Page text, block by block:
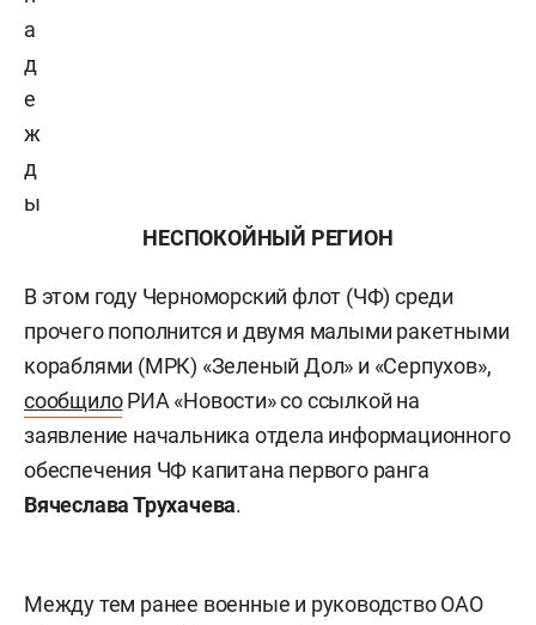
а
д
е
ж
д
ы
НЕСПОКОЙНЫЙ РЕГИОН
В этом году Черноморский флот (ЧФ) среди
прочего пополнится и двумя малыми ракетными
кораблями (МРК) «Зеленый Дол» и «Серпухов»,
сообщилоРИА «Новости» со ссылкой на
заявление начальника отдела информационного
обеспечения ЧФ капитана первого ранга
Вячеслава Трухачева.
Между тем ранее военные и руководство ОАО